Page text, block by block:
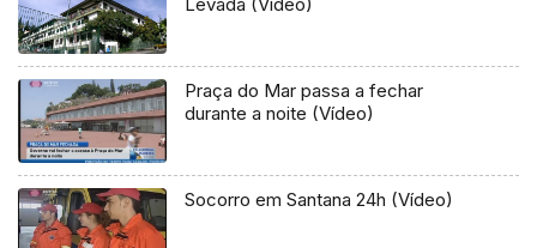
Praça do Mar passa a fechar
durante a noite (Vídeo)
Socorro em Santana 24h (Vídeo)